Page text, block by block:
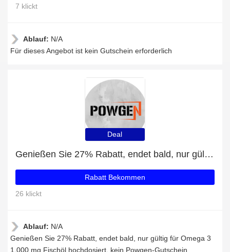
7 klickt
Ablauf: N/A
Für dieses Angebot ist kein Gutschein erforderlich
Deal
Genießen Sie 27% Rabatt, endet bald, nur gültig für Omega 3 1.000 mg Fischöl hochdosiert
Rabatt Bekommen
26 klickt
Ablauf: N/A
Genießen Sie 27% Rabatt, endet bald, nur gültig für Omega 3
1.000 mg Fischöl hochdosiert, kein Powgen-Gutschein